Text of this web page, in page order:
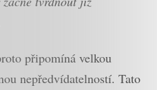
připomíná velkou
nepředvídatelností. Tato